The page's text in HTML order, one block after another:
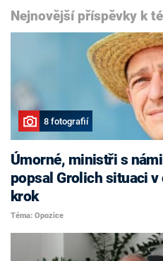
Nejnovější příspěvky k
8 fotografií
Úmorné, ministři s
popsal Grolich situaci
krok
Téma: Opozice